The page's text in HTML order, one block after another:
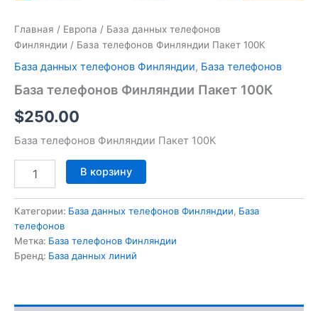
Главная / Европа / База данных телефонов
Финляндии / База телефонов Финляндии Пакет 100К
База данных телефонов Финляндии, База телефонов
База телефонов Финляндии Пакет 100К
$250.00
База телефонов Финляндии Пакет 100К
В корзину
Категории: База данных телефонов Финляндии, База
телефонов
Метка: База телефонов Финляндии
Бренд: База данных линий